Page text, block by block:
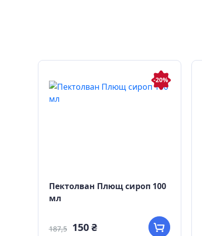
-20%
Пектолван Плющ сироп 100
мл
187,5 150 ₴